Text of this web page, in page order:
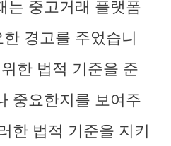
는 중고거래 플랫폼
경고를 주었습니
한 법적 기준을 준
중요한지를 보여주
한 법적 기준을 지키